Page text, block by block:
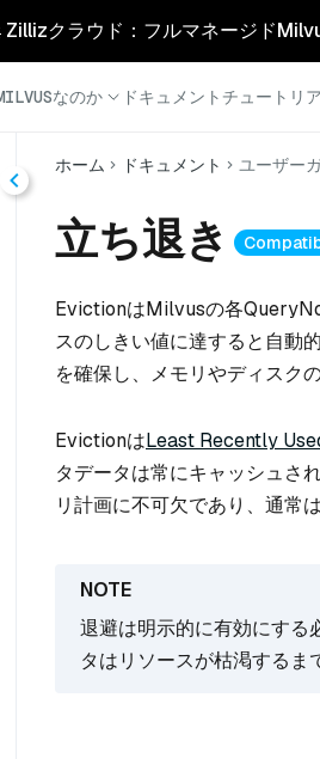
Zillizクラウド：フルマネージド
なのか ドキュメント チュートリ
ホーム ドキュメント ユーザー
立ち退き
EvictionはMilvusの各
スのしきい値に達すると自動
を確保し、メモリやディスク
EvictionはLeast Recently
タデータは常にキャッシュさ
リ計画に不可欠であり、通常
退避は明示的に有効にする
タはリソースが枯渇するま